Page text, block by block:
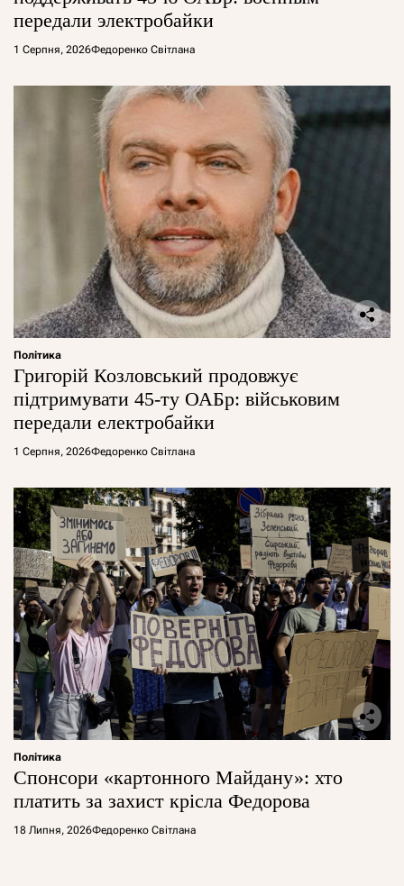
передали электробайки
1 Серпня, 2026Федоренко Світлана
Політика
Григорій Козловський продовжує
підтримувати 45-ту ОАБр: військовим
передали електробайки
1 Серпня, 2026Федоренко Світлана
Політика
Спонсори «картонного Майдану»: хто
платить за захист крісла Федорова
18 Липня, 2026Федоренко Світлана